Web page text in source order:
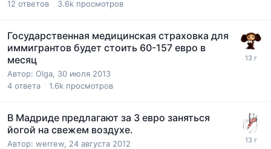
12 ответов 3.6k просмотров
Государственная медицинская страховка для
иммигрантов будет стоить 60-157 евро в
месяц
Автор: Olga, 30 июля 2013
4 ответа 1.6k просмотров
В Мадриде предлагают за 3 евро заняться
йогой на свежем воздухе.
Автор: werrew, 24 августа 2012